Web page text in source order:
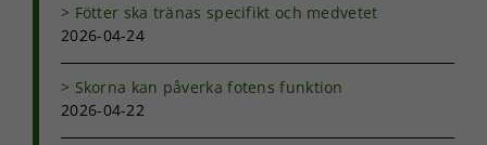
Fötter ska tränas specifikt och medvetet
2026-04-24
Skorna kan påverka fotens funktion
2026-04-22
Statistik
kunna
förbättra